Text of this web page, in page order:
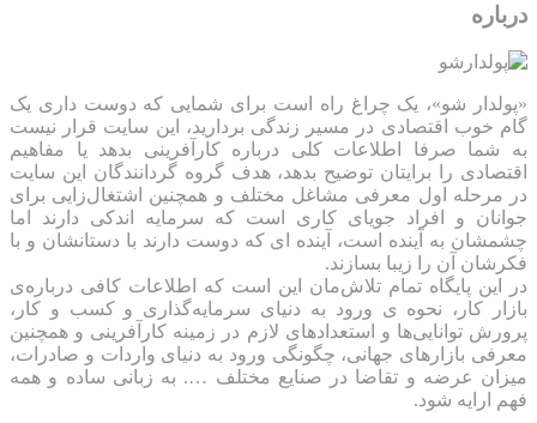
درباره
«پولدار شو»، یک چراغ راه است برای شمایی که دوست داری یک
گام خوب اقتصادی در مسیر زندگی بردارید، این سایت قرار نیست
به شما صرفا اطلاعات کلی درباره کارآفرینی بدهد یا مفاهیم
اقتصادی را برایتان توضیح بدهد، هدف گروه گردانندگان این سایت
در مرحله اول معرفی مشاغل مختلف و همچنین اشتغال‌زایی برای
جوانان و افراد جویای کاری است که سرمایه اندکی دارند اما
چشمشان به آینده است، آینده ای که دوست دارند با دستانشان و با
فکرشان آن را زیبا بسازند.
در این پایگاه تمام تلاش‌مان این است که ‌اطلاعات کافی درباره‌ی
بازار کار، نحوه ی ورود به دنیای سرمایه‌گذاری و کسب و کار،
پرورش توانایی‌ها و استعدادهای لازم در زمینه کارآفرینی و همچنین
معرفی بازارهای جهانی، چگونگی ورود به دنیای واردات و صادرات،
میزان عرضه و تقاضا در صنایع مختلف …. به زبانی ساده و همه
فهم ارایه شود.